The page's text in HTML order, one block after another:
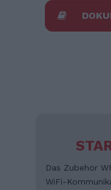
Das Zubehör
WiFi-